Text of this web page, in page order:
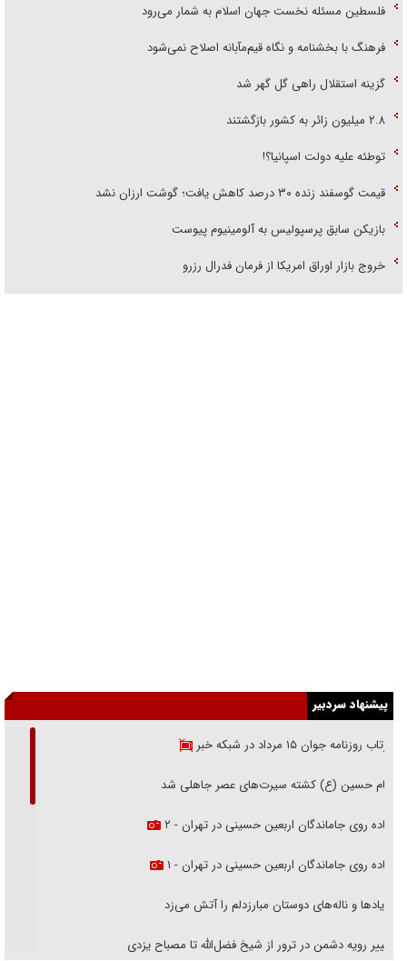
فلسطین مسئله نخست جهان اسلام به شمار می‌رود
فرهنگ با بخشنامه و نگاه قیم‌مآبانه اصلاح نمی‌شود
گزینه استقلال راهی گل گهر شد
۲.۸ میلیون زائر به کشور بازگشتند
توطئه علیه دولت اسپانیا؟!
قیمت گوسفند زنده ۳۰ درصد کاهش یافت؛ گوشت ارزان نشد
بازیکن سابق پرسپولیس به آلومینیوم پیوست
خروج بازار اوراق امریکا از فرمان فدرال رزرو
پیشنهاد سردبیر
بازتاب روزنامه جوان ۱۵ مرداد در شبکه خبر
امام حسین (ع) کشته سیرت‌های عصر جاهلی شد
پیاده روی جاماندگان اربعین حسینی در تهران - ۲
پیاده روی جاماندگان اربعین حسینی در تهران - ۱
فریاد‌ها و ناله‌های دوستان مبارزدلم را آتش می‌زد
تغییر رویه دشمن در ترور از شیخ فضل‌الله تا مصباح یزدی